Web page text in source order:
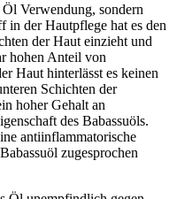
Verwendung, sondern
in der Hautpflege hat es den
der Haut einzieht und
hohen Anteil von
Haut hinterlässt es keinen
Schichten der
hoher Gehalt an
des Babassuöls.
antiinflammatorische
zugesprochen